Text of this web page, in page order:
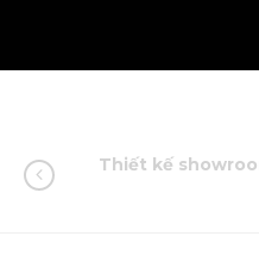
Thiết kế